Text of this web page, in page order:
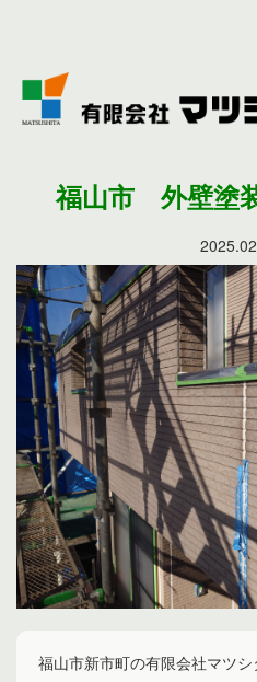
福山市 外壁塗
福山市新市町の有限会社マツシ